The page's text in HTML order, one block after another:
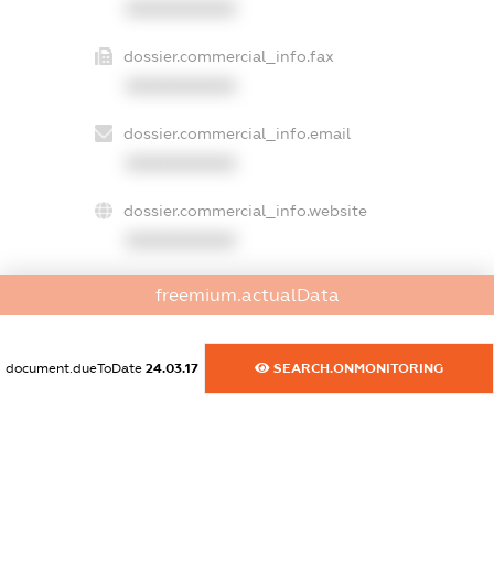
dossier.commercial_info.fax
dossier.commercial_info.email
dossier.commercial_info.website
dossier.commercial_info.activity
XXXXXXXXXX
freemium.actualData
document.dueToDate 24.03.17 SEARCH.ONMONITORING